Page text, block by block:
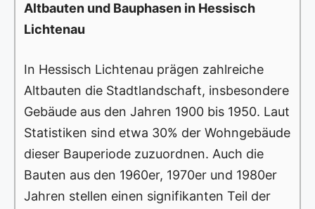
Altbauten und Bauphasen in Hessisch
Lichtenau
In Hessisch Lichtenau prägen zahlreiche
Altbauten die Stadtlandschaft, insbesondere
Gebäude aus den Jahren 1900 bis 1950. Laut
Statistiken sind etwa 30% der Wohngebäude
dieser Bauperiode zuzuordnen. Auch die
Bauten aus den 1960er, 1970er und 1980er
Jahren stellen einen signifikanten Teil der